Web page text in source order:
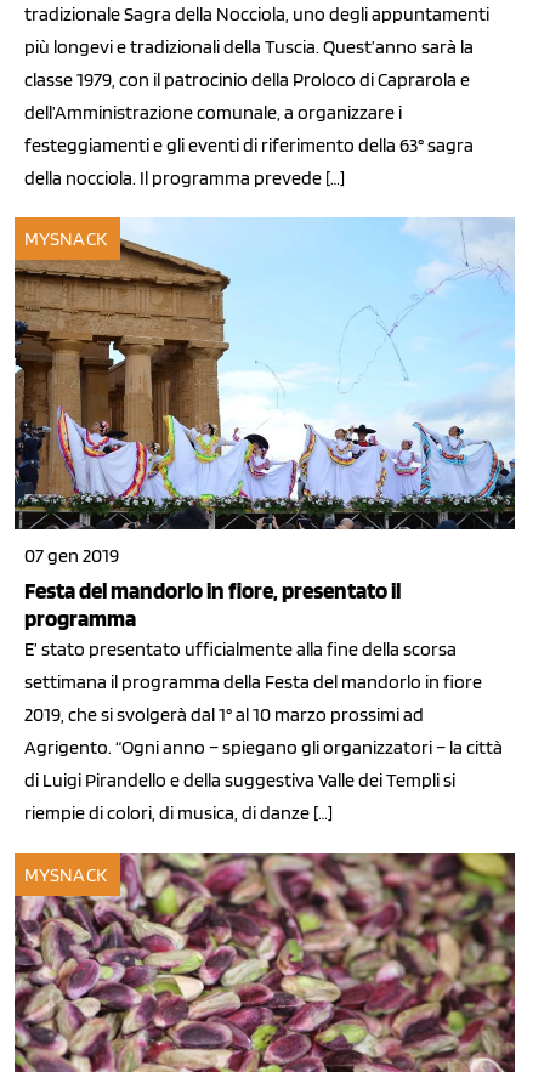
tradizionale Sagra della Nocciola, uno degli appuntamenti
più longevi e tradizionali della Tuscia. Quest’anno sarà la
classe 1979, con il patrocinio della Proloco di Caprarola e
dell’Amministrazione comunale, a organizzare i
festeggiamenti e gli eventi di riferimento della 63° sagra
della nocciola. Il programma prevede […]
MYSNACK
07 gen 2019
Festa del mandorlo in fiore, presentato il
programma
E’ stato presentato ufficialmente alla fine della scorsa
settimana il programma della Festa del mandorlo in fiore
2019, che si svolgerà dal 1° al 10 marzo prossimi ad
Agrigento. “Ogni anno – spiegano gli organizzatori – la città
di Luigi Pirandello e della suggestiva Valle dei Templi si
riempie di colori, di musica, di danze […]
MYSNACK